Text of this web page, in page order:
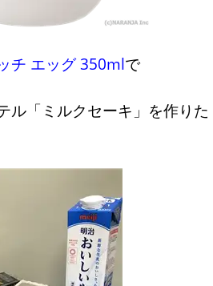
チ エッグ 350mlで
ル「ミルクセーキ」を作りた